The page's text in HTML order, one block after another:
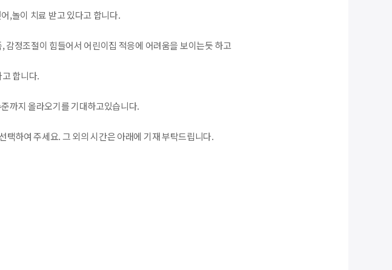
,놀이 치료 받고 있다고 합니다.
정조절이 힘들어서 어린이집 적응에 어려움을 보이는듯 하고
합니다.
까지 올라오기를 기대하고있습니다.
하여 주세요. 그 외의 시간은 아래에 기재 부탁드립니다.